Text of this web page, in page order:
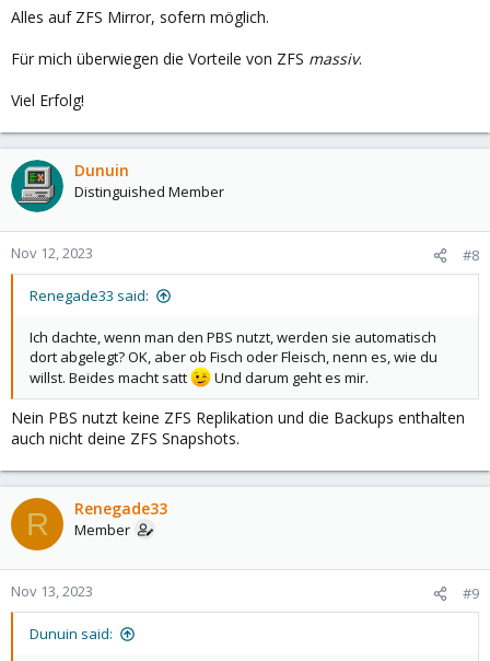
Alles auf ZFS Mirror, sofern möglich.
Für mich überwiegen die Vorteile von ZFS massiv.
Viel Erfolg!
Dunuin
Distinguished Member
Nov 12, 2023 #8
Renegade33 said:
Ich dachte, wenn man den PBS nutzt, werden sie automatisch
dort abgelegt? OK, aber ob Fisch oder Fleisch, nenn es, wie du
willst. Beides macht satt
Und darum geht es mir.
Nein PBS nutzt keine ZFS Replikation und die Backups enthalten
auch nicht deine ZFS Snapshots.
R Renegade33
Member
Nov 13, 2023 #9
Dunuin said: